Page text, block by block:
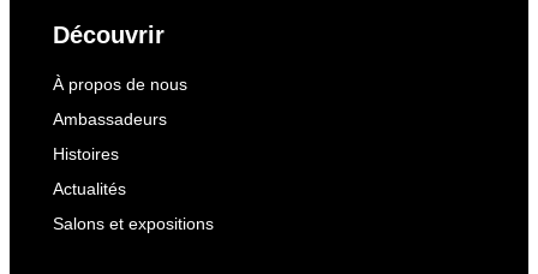
Découvrir
À propos de nous
Ambassadeurs
Histoires
Actualités
Salons et expositions